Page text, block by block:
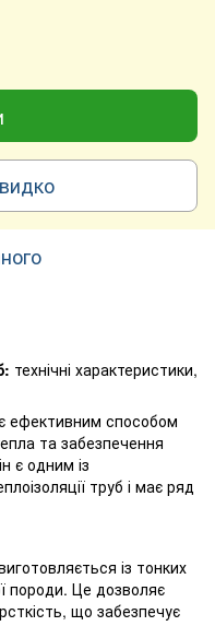
технічні характеристики,
ефективним способом
та забезпечення
є одним із
труб і має ряд
із тонких
породи. Це дозволяє
що забезпечує